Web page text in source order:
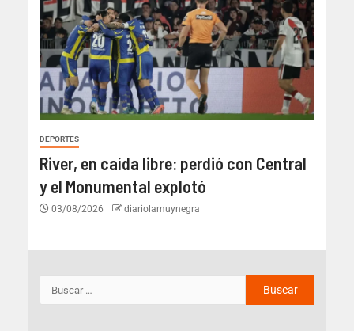
DEPORTES
River, en caída libre: perdió con Central
y el Monumental explotó
03/08/2026 diariolamuynegra